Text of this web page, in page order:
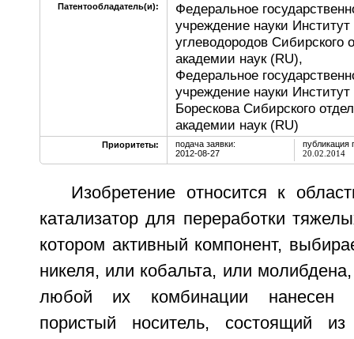
Патентообладатель(и):
Федеральное
учреждение науки
углеводородов Сибирского
академии наук (RU),
Федеральное
учреждение науки
Борескова Сибирского
академии наук (RU)
Приоритеты:
подача заявки:
2012-08-27
публикация
20.02.2014
Изобретение относится к
катализатор для переработки
котором активный компонент,
никеля, или кобальта, или
любой их комбинации нанесен
пористый носитель, состоящий